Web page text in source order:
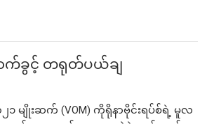
ာက်ခွင့် တရုတ်ပယ်ချ
၀၂၁ မျိုးဆက် (VOM) ကိုရိုနာဗိုင်းရပ်စ်ရဲ့ မူလ